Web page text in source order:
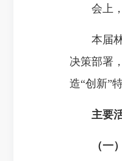
会上，
本届林
决策部署
造“创新
主要
（一